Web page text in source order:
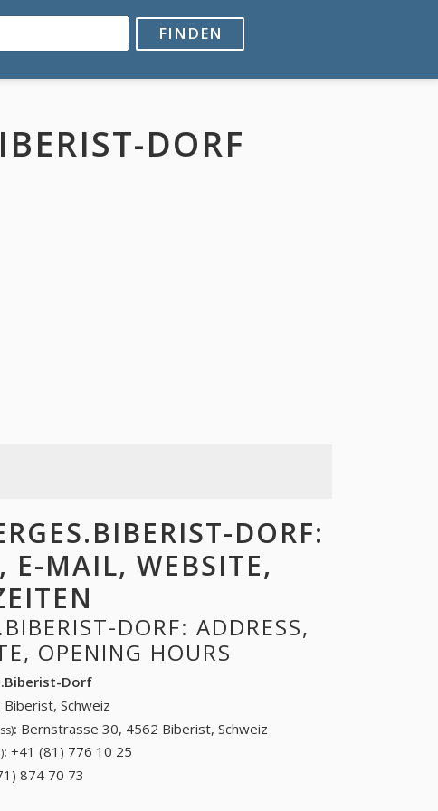
FINDEN
DORF
DORF:
E-MAIL, WEBSITE,
DORF: ADDRESS,
OPENING HOURS
Dorf
Biberist, Schweiz
: Bernstrasse 30, 4562 Biberist, Schweiz
: +41 (81) 776 10 25
874 70 73